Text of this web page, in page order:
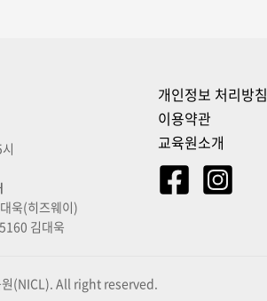
욱(히즈웨이)
김대욱
개인정보 처리방침
이용약관
교육원소개
(NICL). All right reserved.